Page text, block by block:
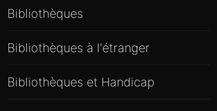
Bibliothèques
Bibliothèques à l'étranger
Bibliothèques et Handicap